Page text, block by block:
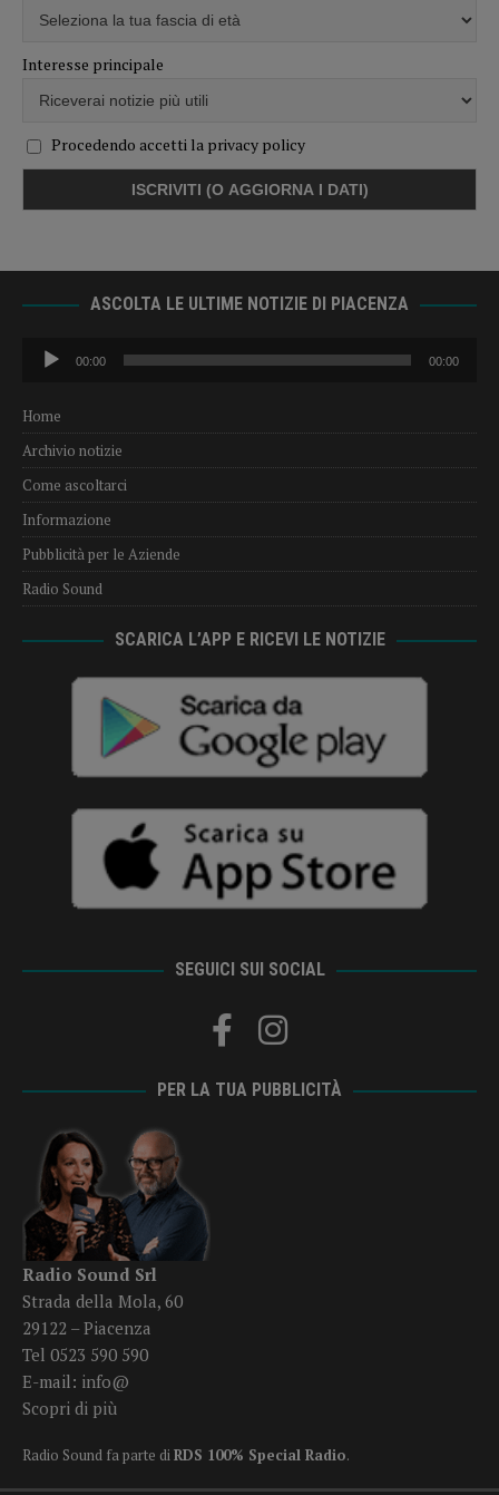
Interesse principale
Procedendo accetti la privacy policy
ASCOLTA LE ULTIME NOTIZIE DI PIACENZA
Audio
Player
00:00 00:00
Home
Archivio notizie
Come ascoltarci
Informazione
Pubblicità per le Aziende
Radio Sound
SCARICA L’APP E RICEVI LE NOTIZIE
SEGUICI SUI SOCIAL
PER LA TUA PUBBLICITÀ
Radio Sound Srl
Strada della Mola, 60
29122 – Piacenza
Tel 0523 590 590
E-mail: info@
Scopri di più
Radio Sound fa parte diRDS 100% Special Radio.